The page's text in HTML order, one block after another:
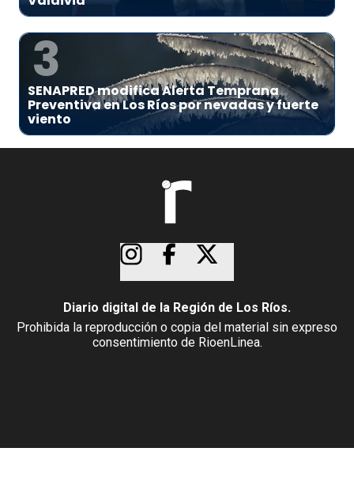
3
SENAPRED modifica Alerta Temprana
Preventiva en Los Ríos por nevadas y fuerte
viento
Diario digital de la Región de Los Ríos.
Prohibida la reproducción o copia del material sin expreso
consentimiento de RioenLinea.